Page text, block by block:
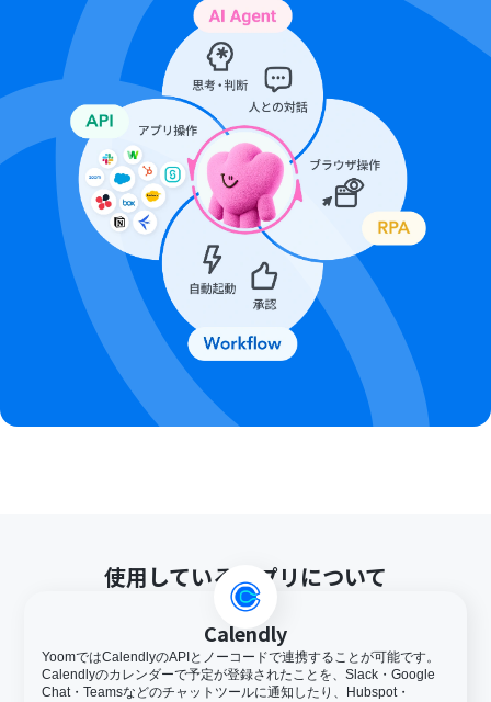
使用しているアプリについて
Calendly
YoomではCalendlyのAPIとノーコードで連携することが可能です。
Calendlyのカレンダーで予定が登録されたことを、Slack・Google
Chat・Teamsなどのチャットツールに通知したり、Hubspot・